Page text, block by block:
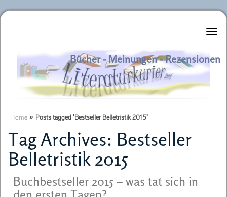
Literaturkurier.net
Bücher - Meinungen - Rezensionen
Home » Posts tagged 'Bestseller Belletristik 2015'
Tag Archives: Bestseller
Belletristik 2015
Buchbestseller 2015 – was tat sich in